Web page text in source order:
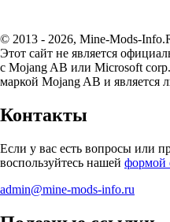
© 2013 - 2026, Mine-Mods-
Этот сайт не является
с Mojang AB или Microsoft
маркой Mojang AB и является
Контакты
Если у вас есть вопросы или
воспользуйтесь нашей формой
admin@mine-mods-info.ru